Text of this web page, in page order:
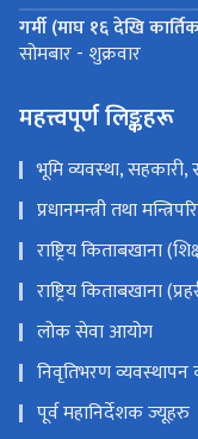
गर्मी (माघ १६ देखि
सोमबार - शुक्रवार
महत्त्वपूर्ण लिङ्कहरू
भूमि व्यवस्था, सहकारी,
प्रधानमन्त्री तथा
राष्ट्रिय किताबखाना
राष्ट्रिय किताबखाना
लोक सेवा आयोग
निवृतिभरण व्यवस्थापन
पूर्व महानिर्देशक ज्यूहरु